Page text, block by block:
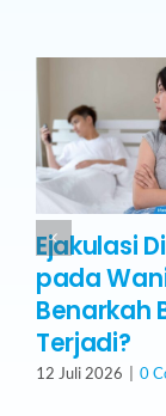
Ejakulasi
pada
Benarkah
Terjadi?
12 Juli 2026 0